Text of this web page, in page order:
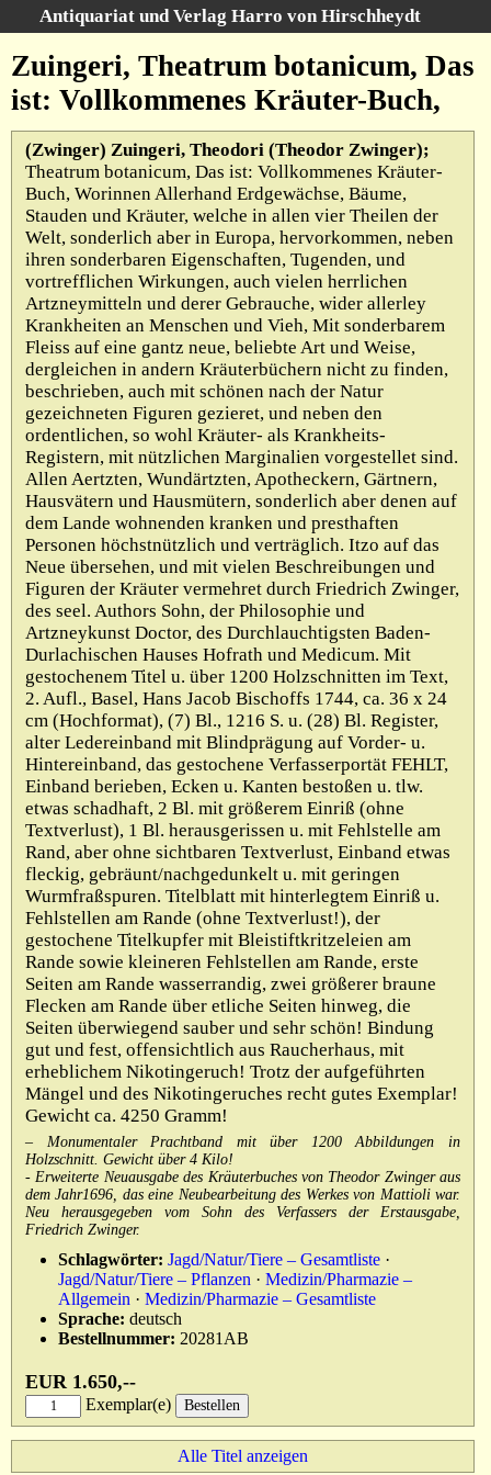
Antiquariat und Verlag Harro von Hirschheydt
Startseite
Suche
Gebiete
Gesamtbestand
Warenkorb
Verlag
Kataloge
Über uns
AGB
Widerruf
Datenschutz
Versand&Zahlung
Impressum
Zuingeri, Theatrum botanicum, Das
ist: Vollkommenes Kräuter-Buch,
(Zwinger) Zuingeri, Theodori (Theodor Zwinger);
Theatrum botanicum, Das ist: Vollkommenes Kräuter-
Buch, Worinnen Allerhand Erdgewächse, Bäume,
Stauden und Kräuter, welche in allen vier Theilen der
Welt, sonderlich aber in Europa, hervorkommen, neben
ihren sonderbaren Eigenschaften, Tugenden, und
vortrefflichen Wirkungen, auch vielen herrlichen
Artzneymitteln und derer Gebrauche, wider allerley
Krankheiten an Menschen und Vieh, Mit sonderbarem
Fleiss auf eine gantz neue, beliebte Art und Weise,
dergleichen in andern Kräuterbüchern nicht zu finden,
beschrieben, auch mit schönen nach der Natur
gezeichneten Figuren gezieret, und neben den
ordentlichen, so wohl Kräuter- als Krankheits-
Registern, mit nützlichen Marginalien vorgestellet sind.
Allen Aertzten, Wundärtzten, Apotheckern, Gärtnern,
Hausvätern und Hausmütern, sonderlich aber denen auf
dem Lande wohnenden kranken und presthaften
Personen höchstnützlich und verträglich. Itzo auf das
Neue übersehen, und mit vielen Beschreibungen und
Figuren der Kräuter vermehret durch Friedrich Zwinger,
des seel. Authors Sohn, der Philosophie und
Artzneykunst Doctor, des Durchlauchtigsten Baden-
Durlachischen Hauses Hofrath und Medicum. Mit
gestochenem Titel u. über 1200 Holzschnitten im Text,
2. Aufl., Basel, Hans Jacob Bischoffs 1744, ca. 36 x 24
cm (Hochformat), (7) Bl., 1216 S. u. (28) Bl. Register,
alter Ledereinband mit Blindprägung auf Vorder- u.
Hintereinband, das gestochene Verfasserportät FEHLT,
Einband berieben, Ecken u. Kanten bestoßen u. tlw.
etwas schadhaft, 2 Bl. mit größerem Einriß (ohne
Textverlust), 1 Bl. herausgerissen u. mit Fehlstelle am
Rand, aber ohne sichtbaren Textverlust, Einband etwas
fleckig, gebräunt/nachgedunkelt u. mit geringen
Wurmfraßspuren. Titelblatt mit hinterlegtem Einriß u.
Fehlstellen am Rande (ohne Textverlust!), der
gestochene Titelkupfer mit Bleistiftkritzeleien am
Rande sowie kleineren Fehlstellen am Rande, erste
Seiten am Rande wasserrandig, zwei größerer braune
Flecken am Rande über etliche Seiten hinweg, die
Seiten überwiegend sauber und sehr schön! Bindung
gut und fest, offensichtlich aus Raucherhaus, mit
erheblichem Nikotingeruch! Trotz der aufgeführten
Mängel und des Nikotingeruches recht gutes Exemplar!
Gewicht ca. 4250 Gramm!
– Monumentaler Prachtband mit über 1200 Abbildungen in
Holzschnitt. Gewicht über 4 Kilo!
- Erweiterte Neuausgabe des Kräuterbuches von Theodor Zwinger aus
dem Jahr1696, das eine Neubearbeitung des Werkes von Mattioli war.
Neu herausgegeben vom Sohn des Verfassers der Erstausgabe,
Friedrich Zwinger.
Schlagwörter: Jagd/Natur/Tiere – Gesamtliste ·
Jagd/Natur/Tiere – Pflanzen · Medizin/Pharmazie –
Allgemein · Medizin/Pharmazie – Gesamtliste
Sprache: deutsch
Bestellnummer: 20281AB
EUR 1.650,--
Exemplar(e)
Alle Titel anzeigen